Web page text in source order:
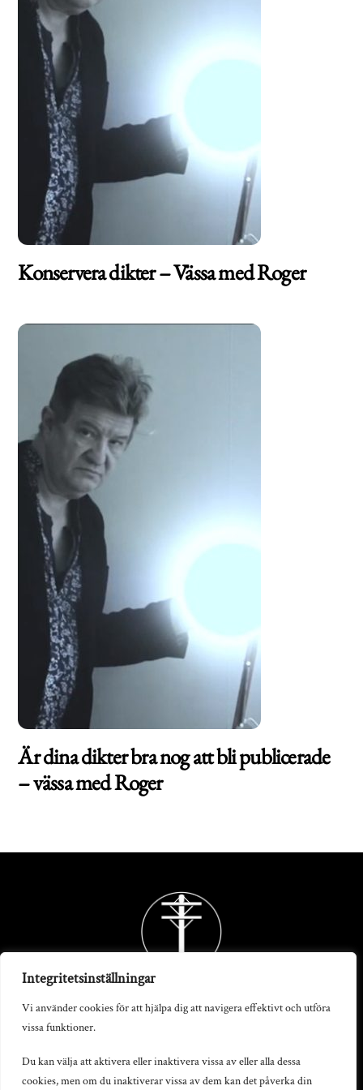
Integritetsinställningar
Vi använder cookies för att hjälpa dig att navigera effektivt och utföra
vissa funktioner.
Du kan välja att aktivera eller inaktivera vissa av eller alla dessa
cookies, men om du inaktiverar vissa av dem kan det påverka din
Konservera dikter – Vässa med Roger
Är dina dikter bra nog att bli publicerade
– vässa med Roger
Back
To
Telegrafstationen AB